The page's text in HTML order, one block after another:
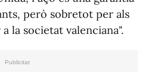
però sobretot per als
la societat valenciana".